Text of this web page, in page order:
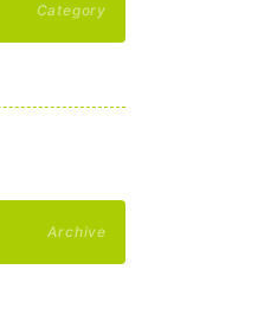
Category
Archive